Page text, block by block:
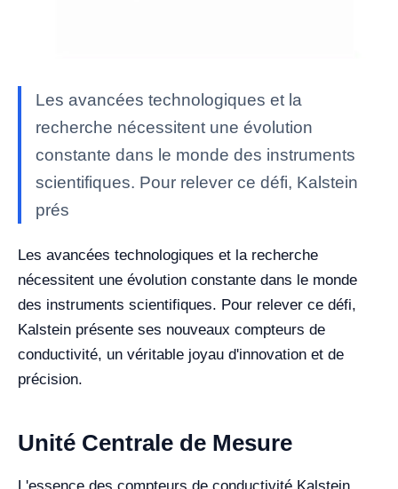
Les avancées technologiques et la
recherche nécessitent une évolution
constante dans le monde des instruments
scientifiques. Pour relever ce défi, Kalstein
prés
Les avancées technologiques et la recherche
nécessitent une évolution constante dans le monde
des instruments scientifiques. Pour relever ce défi,
Kalstein présente ses nouveaux compteurs de
conductivité, un véritable joyau d'innovation et de
précision.
Unité Centrale de Mesure